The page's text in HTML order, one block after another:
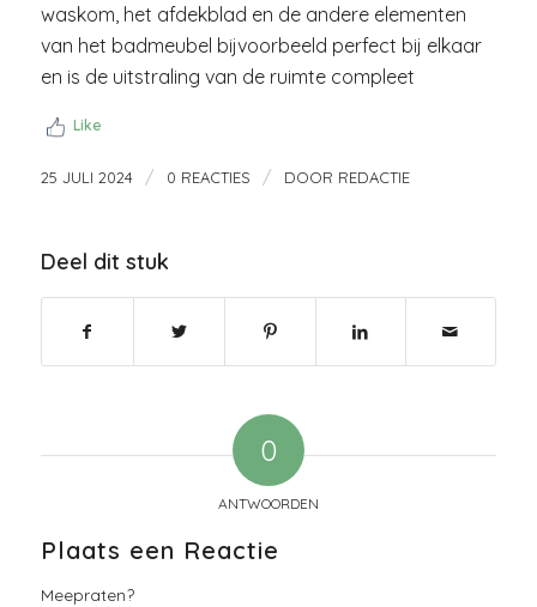
waskom, het afdekblad en de andere elementen
van het badmeubel bijvoorbeeld perfect bij elkaar
en is de uitstraling van de ruimte compleet
Like
25 JULI 2024 / 0 REACTIES / DOOR REDACTIE
Deel dit stuk
0
ANTWOORDEN
Plaats een Reactie
Meepraten?